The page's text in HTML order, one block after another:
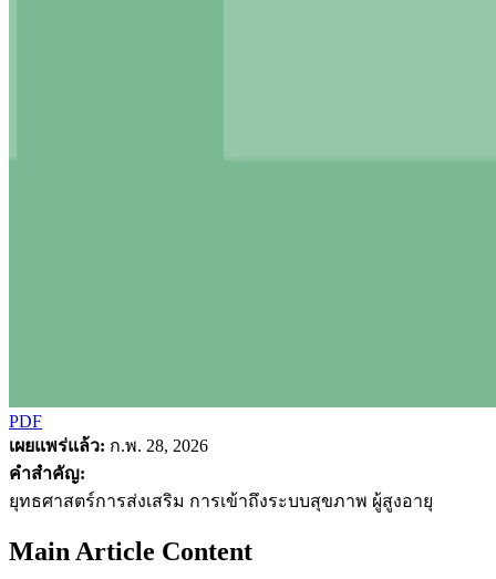
PDF
เผยแพร่แล้ว: ก.พ. 28, 2026
คำสำคัญ:
ยุทธศาสตร์การส่งเสริม การเข้าถึงระบบสุขภาพ ผู้สูงอายุ
Main Article Content